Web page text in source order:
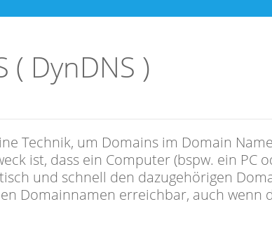
( DynDNS )
Technik, um Domains im Domain
ist, dass ein Computer (bspw. ein PC
und schnell den dazugehörigen
Domainnamen erreichbar, auch wenn